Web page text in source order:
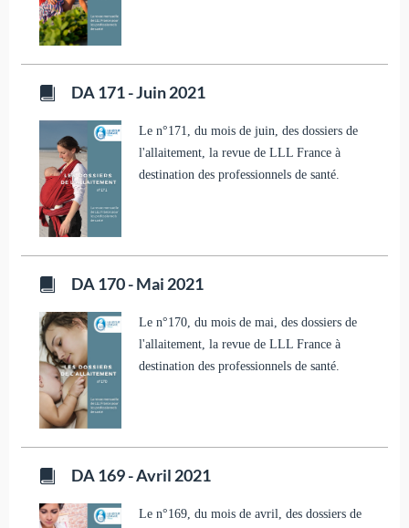
DA 171 - Juin 2021
Le n°171, du mois de juin, des dossiers de
l'allaitement, la revue de LLL France à
destination des professionnels de santé.
DA 170 - Mai 2021
Le n°170, du mois de mai, des dossiers de
l'allaitement, la revue de LLL France à
destination des professionnels de santé.
DA 169 - Avril 2021
Le n°169, du mois de avril, des dossiers de